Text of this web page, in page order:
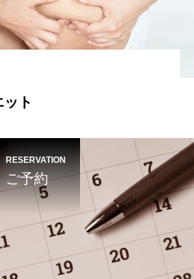
ト
RESERVATION
ご予約